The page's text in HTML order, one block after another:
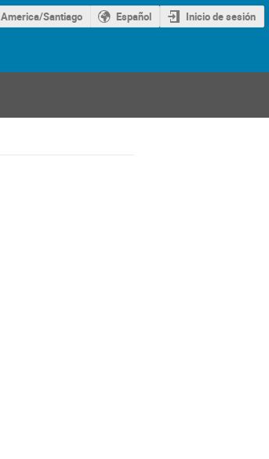
America/Santiago Español Inicio de sesión